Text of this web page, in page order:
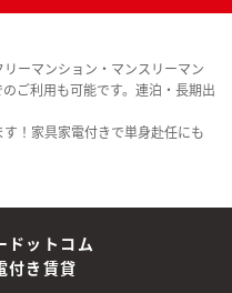
ーマンション・マンスリーマン
ご利用も可能です。連泊・長期出
！家具家電付きで単身赴任にも
ドットコム
付き賃貸